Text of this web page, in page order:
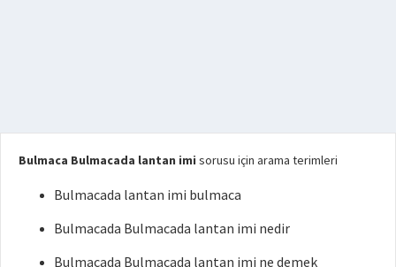
Bulmaca Bulmacada lantan imi sorusu için arama terimleri
Bulmacada lantan imi bulmaca
Bulmacada Bulmacada lantan imi nedir
Bulmacada Bulmacada lantan imi ne demek